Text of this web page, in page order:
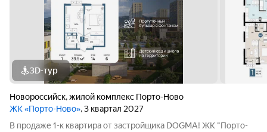
3D-тур
Новороссийск,жилой комплекс Порто-Ново
ЖК «Порто-Ново», 3 квартал 2027
В продаже 1-к квартира от застройщика DOGMA! ЖК "Порто-